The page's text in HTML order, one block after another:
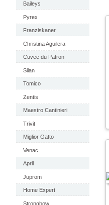
Baileys
Pyrex
Franziskaner
Christina Aguilera
Cuvee du Patron
Silan
Tomico
Zentis
Maestro Cantinieri
Trivit
Miglior Gatto
Venac
April
Juprom
Home Expert
Strongbow